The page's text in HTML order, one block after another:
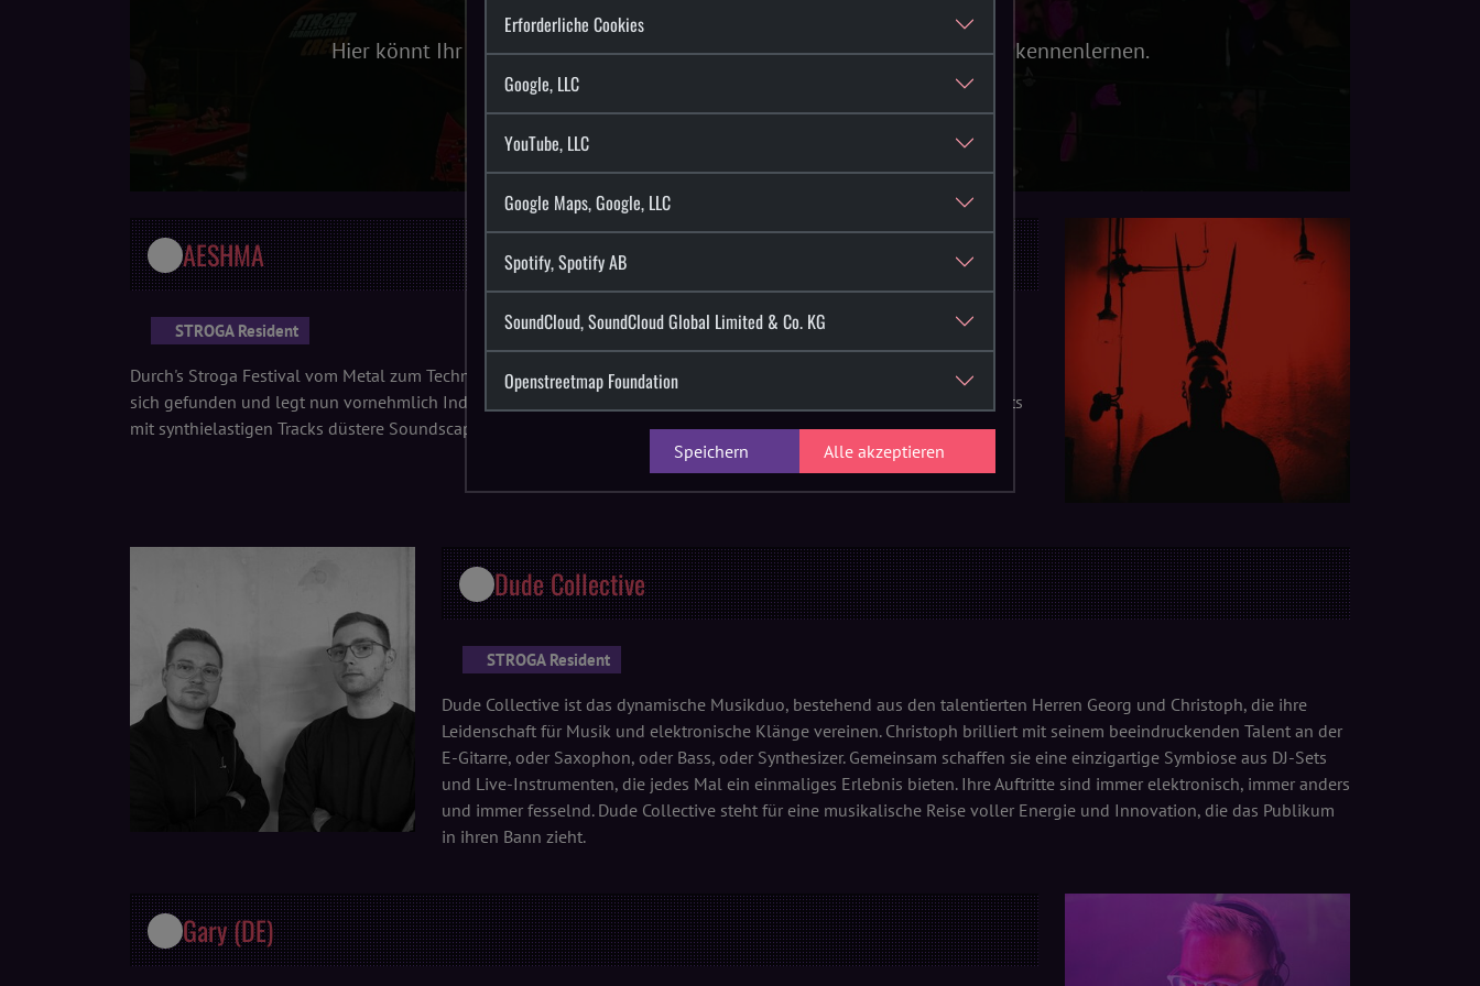
Hier könnt Ihr unsere Stroga Festival Residents Rasselbande musikalisch kennenlernen.
AESHMA
STROGA Resident
Durch's Stroga Festival vom Metal zum Techno konvertiert, hat AESHMA seinen eigenen, kompromisslosen Sound für
sich gefunden und legt nun vornehmlich Industrial und Dark Techno auf. Der Dresdner DJ erzeugt in durchdachten Sets
mit synthielastigen Tracks düstere Soundscapes abseits des Mainstreams.
Dude Collective
STROGA Resident
Dude Collective ist das dynamische Musikduo, bestehend aus den talentierten Herren Georg und Christoph, die ihre
Leidenschaft für Musik und elektronische Klänge vereinen. Christoph brilliert mit seinem beeindruckenden Talent an der
E-Gitarre, oder Saxophon, oder Bass, oder Synthesizer. Gemeinsam schaffen sie eine einzigartige Symbiose aus DJ-Sets
und Live-Instrumenten, die jedes Mal ein einmaliges Erlebnis bieten. Ihre Auftritte sind immer elektronisch, immer anders
und immer fesselnd. Dude Collective steht für eine musikalische Reise voller Energie und Innovation, die das Publikum
in ihren Bann zieht.
Gary (DE)
Erforderliche Cookies
Google, LLC
YouTube, LLC
Google Maps, Google, LLC
Spotify, Spotify AB
SoundCloud, SoundCloud Global Limited & Co. KG
Openstreetmap Foundation
Speichern Alle akzeptieren